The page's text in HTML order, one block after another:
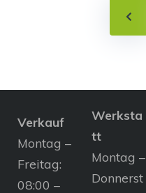
Verkauf
Montag –
Freitag:
08:00 –
Werksta
tt
Montag –
Donnerst